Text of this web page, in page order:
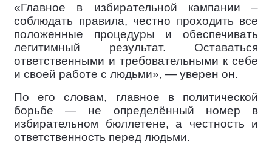
«Главное в избирательной кампании –
соблюдать правила, честно проходить все
положенные процедуры и обеспечивать
легитимный результат. Оставаться
ответственными и требовательными к себе
и своей работе с людьми», — уверен он.
По его словам, главное в политической
борьбе — не определённый номер в
избирательном бюллетене, а честность и
ответственность перед людьми.